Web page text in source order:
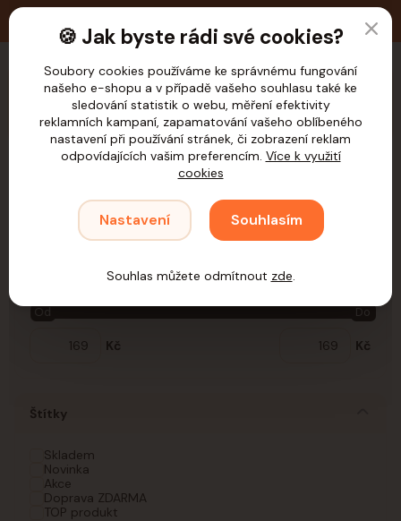
CZK
Vodítka Rozdvojky
Rozdvojky
Kč
Od Do
Kč
Štítky
Skladem
Novinka
Akce
Doprava ZDARMA
TOP produkt
🍪 Jak byste rádi své cookies?
Soubory cookies používáme ke správnému fungování
našeho e-shopu a v případě vašeho souhlasu také ke
sledování statistik o webu, měření efektivity
reklamních kampaní, zapamatování vašeho oblíbeného
nastavení při používání stránek, či zobrazení reklam
odpovídajících vašim preferencím. Více k využití
cookies
Nastavení Souhlasím
Souhlas můžete odmítnout zde.